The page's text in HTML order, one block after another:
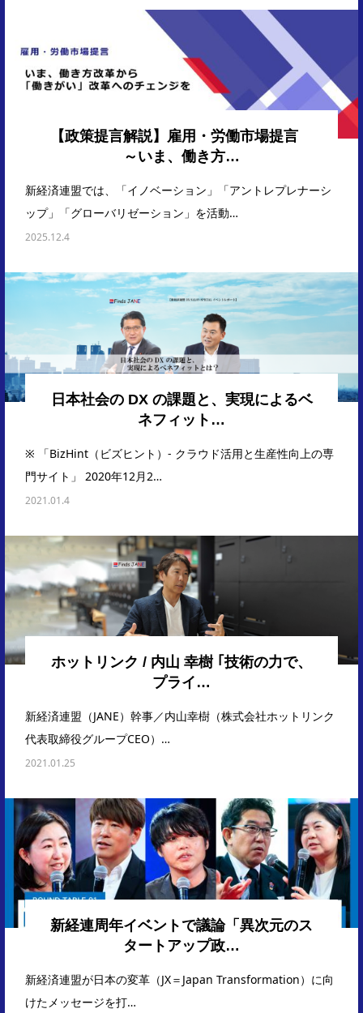
【政策提言解説】雇用・労働市場提言
～いま、働き方…
新経済連盟では、「イノベーション」「アントレプレナーシ
ップ」「グローバリゼーション」を活動…
2025.12.4
日本社会の DX の課題と、実現によるベ
ネフィット…
※ 「BizHint（ビズヒント）- クラウド活用と生産性向上の専
門サイト」 2020年12月2…
2021.01.4
ホットリンク / 内山 幸樹 ｢技術の力で、
プライ…
新経済連盟（JANE）幹事／内山幸樹（株式会社ホットリンク
代表取締役グループCEO）…
2021.01.25
新経連周年イベントで議論「異次元のス
タートアップ政…
新経済連盟が日本の変革（JX＝Japan Transformation）に向
けたメッセージを打…